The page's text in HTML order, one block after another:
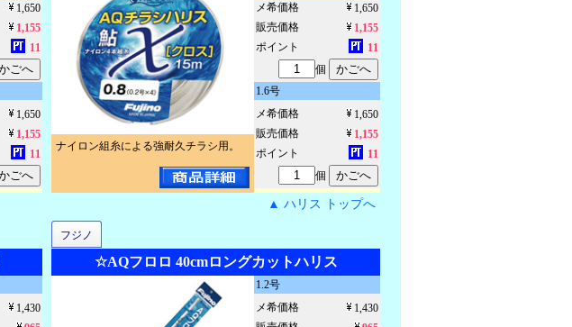
1,650
1,155
11
1,650
1,155
11
ナイロン組糸による強耐久チラシ用。
メ希価格
1,650
販売価格
1,155
ポイント
11
個
1.6号
メ希価格
1,650
販売価格
1,155
ポイント
11
個
▲ ハリス トップへ
1,430
フジノ
☆AQフロロ 40cmロングカットハリス
1.2号
メ希価格
1,430